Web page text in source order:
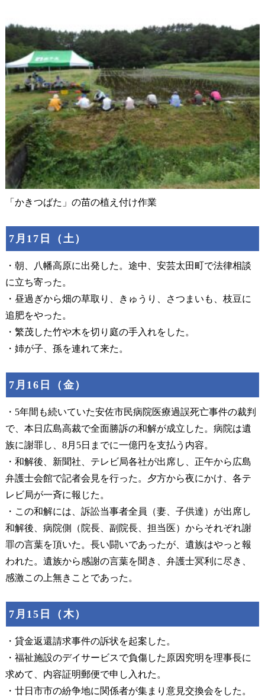
「かきつばた」の苗の植え付け作業
7月17日（土）
・朝、八幡高原に出発した。途中、安芸太田町で法律相談
に立ち寄った。
・昼過ぎから畑の草取り、きゅうり、さつまいも、枝豆に
追肥をやった。
・繁茂した竹や木を切り庭の手入れをした。
・姉が子、孫を連れて来た。
7月16日（金）
・5年間も続いていた安佐市民病院医療過誤死亡事件の裁判
で、本日広島高裁で全面勝訴の和解が成立した。病院は遺
族に謝罪し、8月5日までに一億円を支払う内容。
・和解後、新聞社、テレビ局各社が出席し、正午から広島
弁護士会館で記者会見を行った。夕方から夜にかけ、各テ
レビ局が一斉に報じた。
・この和解には、訴訟当事者全員（妻、子供達）が出席し
和解後、病院側（院長、副院長、担当医）からそれぞれ謝
罪の言葉を頂いた。長い闘いであったが、遺族はやっと報
われた。遺族から感謝の言葉を聞き、弁護士冥利に尽き、
感激この上無きことであった。
7月15日（木）
・貸金返還請求事件の訴状を起案した。
・福祉施設のデイサービスで負傷した原因究明を理事長に
求めて、内容証明郵便で申し入れた。
・廿日市市の紛争地に関係者が集まり意見交換会をした。